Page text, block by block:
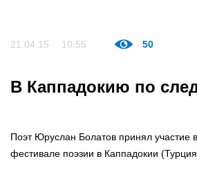
21.04.15 10:55 50
В Каппадокию по
Поэт Юруслан Болатов принял участие
фестивале поэзии в Каппадокии